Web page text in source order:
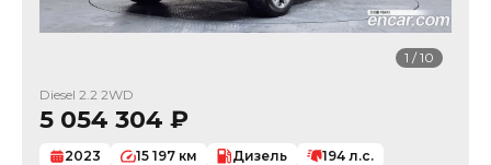
1 /10
Diesel 2.2 2WD
5 054 304 ₽
2023 15 197 км Дизель 194 л.с.